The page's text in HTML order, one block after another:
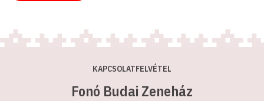
KAPCSOLATFELVÉTEL
Fonó Budai Zeneház